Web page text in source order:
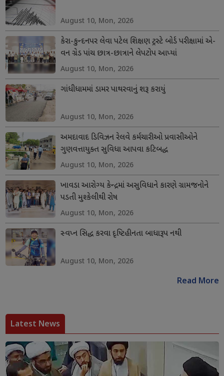
August 10, Mon, 2026
કેરા-કુન્દનપર લેવા પટેલ શિક્ષણ ટ્રસ્ટે બોર્ડ પરીક્ષામાં એ-
વન ગ્રેડ પાંચ છાત્ર-છાત્રાને લેપટોપ આપ્યાં
August 10, Mon, 2026
ગાંધીધામમાં ડામર પાથરવાનું શરૂ કરાયું
August 10, Mon, 2026
અમદાવાદ ડિવિઝન રેલવે કર્મચારીઓ પ્રવાસીઓને
ગુણવત્તાયુક્ત સુવિધા આપવા કટિબદ્ધ
August 10, Mon, 2026
ખાવડા આરોગ્ય કેન્દ્રમાં અસુવિધાને કારણે ગ્રામજનોને
પડતી મુશ્કેલીથી રોષ
August 10, Mon, 2026
સ્વપ્ન સિદ્ધ કરવા દૃષ્ટિહીનતા બાધારૂપ નથી
August 10, Mon, 2026
Read More
Latest News